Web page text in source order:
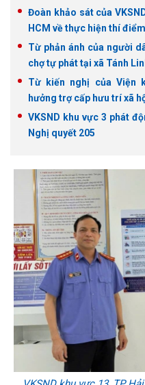
Đoàn khảo sát của
HCM về thực hiện thí
Từ phản ánh của người
chợ tự phát tại xã Tánh
Từ kiến nghị của Viện
hưởng trợ cấp hưu trí xã
VKSND khu vực 3 phát
Nghị quyết 205